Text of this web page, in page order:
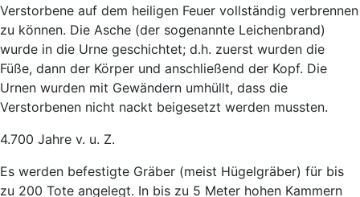
Verstorbene auf dem heiligen Feuer vollständig verbrennen
zu können. Die Asche (der sogenannte Leichenbrand)
wurde in die Urne geschichtet; d.h. zuerst wurden die
Füße, dann der Körper und anschließend der Kopf. Die
Urnen wurden mit Gewändern umhüllt, dass die
Verstorbenen nicht nackt beigesetzt werden mussten.
4.700 Jahre v. u. Z.
Es werden befestigte Gräber (meist Hügelgräber) für bis
zu 200 Tote angelegt. In bis zu 5 Meter hohen Kammern